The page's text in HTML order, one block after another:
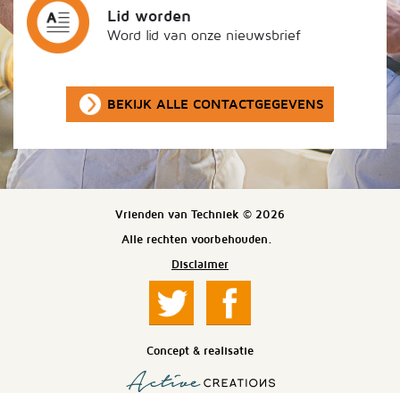
Lid worden
Word lid van onze nieuwsbrief
BEKIJK ALLE CONTACTGEGEVENS
Vrienden van Techniek © 2026
Alle rechten voorbehouden.
Disclaimer
Concept & realisatie